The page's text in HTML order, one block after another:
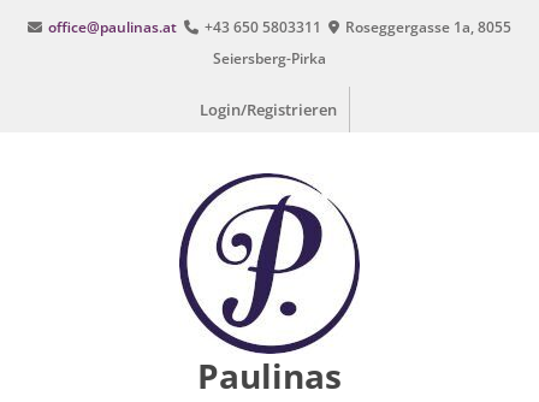
Inhalt
office@paulinas.at +43 650 5803311
Roseggergasse 1a, 8055
Seiersberg-Pirka
Login/Registrieren
Paulinas